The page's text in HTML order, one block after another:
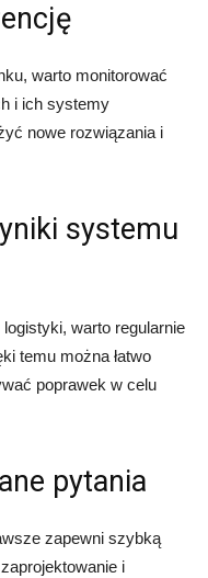
warto monitorować
i ich systemy
nowe rozwiązania i
systemu
warto regularnie
temu można łatwo
poprawek w celu
pytania
zapewni szybką
i